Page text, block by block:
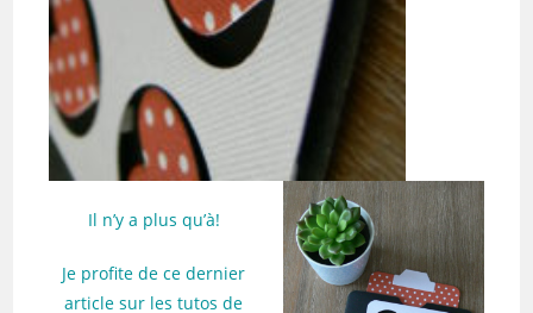
Il n’y a plus qu’à!
Je profite de ce dernier
article sur les tutos de